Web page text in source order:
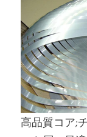
高品質コア;